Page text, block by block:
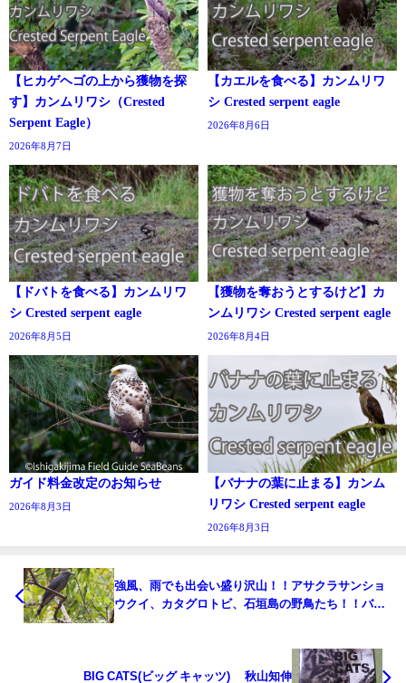
【ヒカゲヘゴの上から獲物を探
す】カンムリワシ（Crested
Serpent Eagle）
2026年8月7日
【カエルを食べる】カンムリワ
シ Crested serpent eagle
2026年8月6日
【ドバトを食べる】カンムリワ
シ Crested serpent eagle
2026年8月5日
【獲物を奪おうとするけど】カ
ンムリワシ Crested serpent eagle
2026年8月4日
ガイド料金改定のお知らせ
2026年8月3日
【バナナの葉に止まる】カンム
リワシ Crested serpent eagle
2026年8月3日
強風、雨でも出会い盛り沢山！！アサクラサンショ
ウクイ、カタグロトビ、石垣島の野鳥たち！！バー
BIG CATS(ビッグ キャッツ) 秋山知伸